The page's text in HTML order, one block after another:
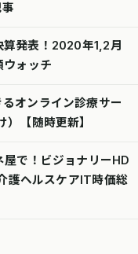
算発表！2020年1,2月
ォッチ
オンライン診療サー
【随時更新】
で！ビジョナリーHD
護ヘルスケアIT時価総